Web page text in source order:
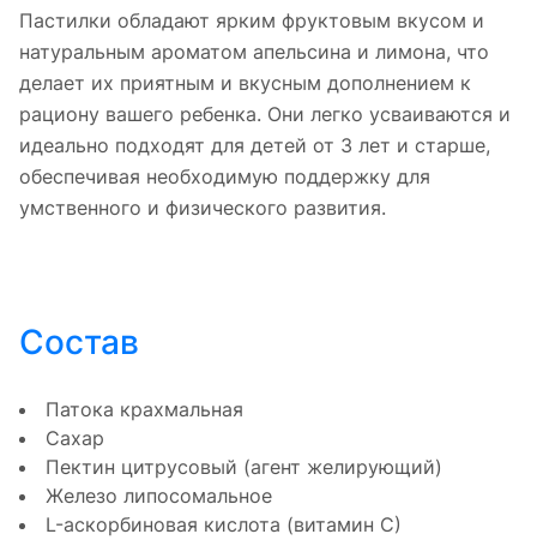
Пастилки обладают ярким фруктовым вкусом и
натуральным ароматом апельсина и лимона, что
делает их приятным и вкусным дополнением к
рациону вашего ребенка. Они легко усваиваются и
идеально подходят для детей от 3 лет и старше,
обеспечивая необходимую поддержку для
умственного и физического развития.
Состав
Патока крахмальная
Сахар
Пектин цитрусовый (агент желирующий)
Железо липосомальное
L-аскорбиновая кислота (витамин С)